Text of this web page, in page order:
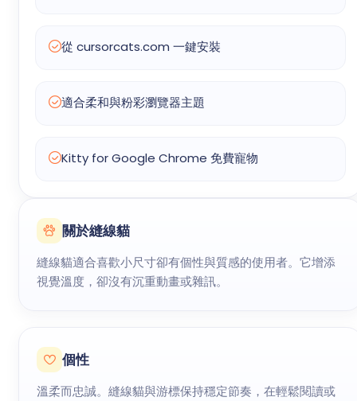
從 cursorcats.com 一鍵安裝
適合柔和與粉彩瀏覽器主題
Kitty for Google Chrome 免費寵物
關於縫線貓
縫線貓適合喜歡小尺寸卻有個性與質感的使用者。它增添
視覺溫度，卻沒有沉重動畫或雜訊。
個性
溫柔而忠誠。縫線貓與游標保持穩定節奏，在輕鬆閱讀或